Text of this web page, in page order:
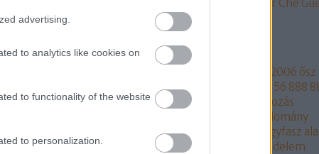
advertising.
to analytics like cookies on
to functionality of the website
to personalization.
összetartozik: Orbán Viktor Che
idéz
Címkék
2006 ősz
20172018 56 888
abortusz
Aczél Endre
adakozás
adomány
áfacsökkentés
agyfasz
bér
aláírásgyájtés
alapjovedelem